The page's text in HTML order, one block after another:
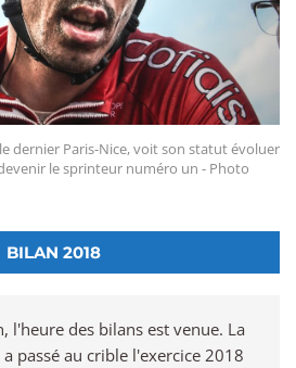
dernier Paris-Nice, voit son statut évoluer
le sprinteur numéro un - Photo
BILAN 2018
l'heure des bilans est venue. La
a passé au crible l'exercice 2018